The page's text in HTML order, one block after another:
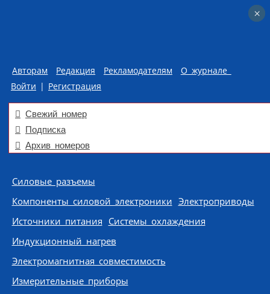
Авторам Редакция Рекламодателям
О журнале
Войти | Регистрация
Свежий номер
Подписка
Архив номеров
Skip to content
Силовые разъемы
Компоненты силовой электроники Электроприводы
Источники питания Системы охлаждения
Индукционный нагрев
Электромагнитная совместимость
Измерительные приборы
×
×